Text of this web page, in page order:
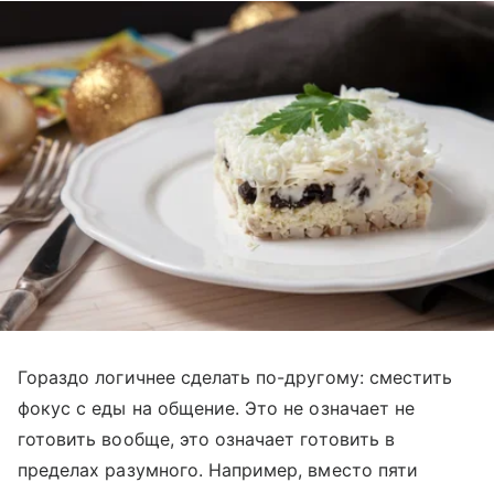
Гораздо логичнее сделать по-другому: сместить
фокус с еды на общение. Это не означает не
готовить вообще, это означает готовить в
пределах разумного. Например, вместо пяти